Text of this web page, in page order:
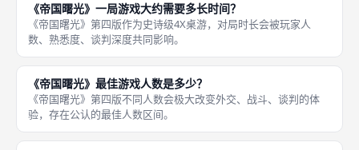
《帝国曙光》一局游戏大约需要多长时间？
《帝国曙光》第四版作为史诗级4X桌游，对局时长会被玩家人
数、熟悉度、谈判深度共同影响。
《帝国曙光》最佳游戏人数是多少？
《帝国曙光》第四版不同人数会极大改变外交、战斗、谈判的体
验，存在公认的最佳人数区间。